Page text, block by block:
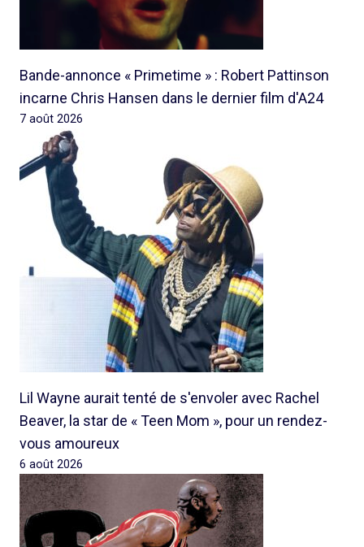
Bande-annonce « Primetime » : Robert Pattinson
incarne Chris Hansen dans le dernier film d'A24
7 août 2026
Lil Wayne aurait tenté de s'envoler avec Rachel
Beaver, la star de « Teen Mom », pour un rendez-
vous amoureux
6 août 2026